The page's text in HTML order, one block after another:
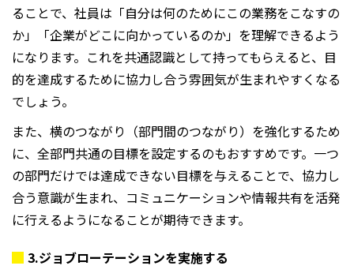
ることで、社員は「自分は何のためにこの業務をこなすの
か」「企業がどこに向かっているのか」を理解できるよう
になります。これを共通認識として持ってもらえると、目
的を達成するために協力し合う雰囲気が生まれやすくなる
でしょう。
また、横のつながり（部門間のつながり）を強化するため
に、全部門共通の目標を設定するのもおすすめです。一つ
の部門だけでは達成できない目標を与えることで、協力し
合う意識が生まれ、コミュニケーションや情報共有を活発
に行えるようになることが期待できます。
3.ジョブローテーションを実施する